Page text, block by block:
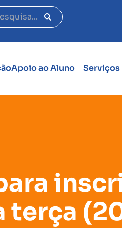
Apoio ao Aluno Serviços
terça